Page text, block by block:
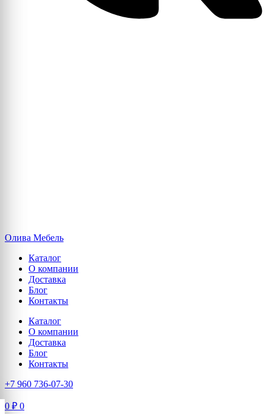
Олива Мебель
Каталог
О компании
Доставка
Блог
Контакты
Каталог
О компании
Доставка
Блог
Контакты
+7 960 736-07-30
0 ₽ 0